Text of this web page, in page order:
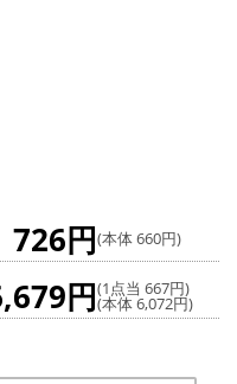
726円(本体 660円)
円(1点当 667円)
(本体 6,072円)